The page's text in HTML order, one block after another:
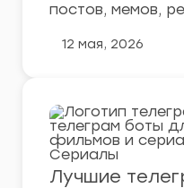
постов, мемов,
12 мая, 2026
Лучшие